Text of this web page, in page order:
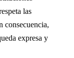
las
consecuencia,
expresa y